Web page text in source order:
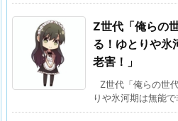
Z世代「俺らの
る！ゆとりや氷
老害！」
Z世代「俺らの世
りや氷河期は無能